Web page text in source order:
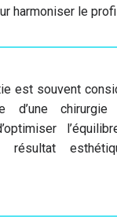
harmoniser le
est souvent
d’une chirurgie
résultat